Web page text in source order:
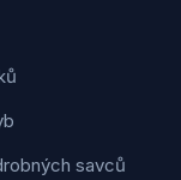
savců